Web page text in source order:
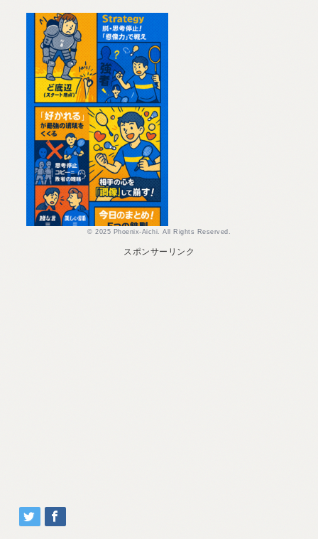
ー
© 2025 Phoenix-Aichi. All Rights Reserved.
スポンサーリンク